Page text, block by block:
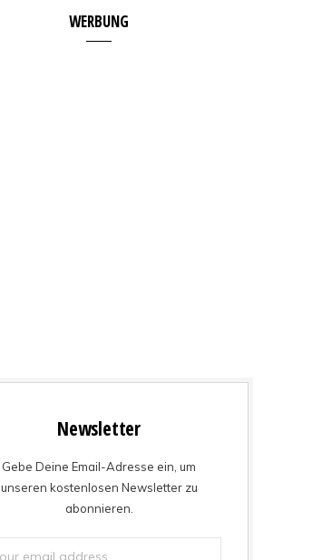
WERBUNG
Newsletter
Gebe Deine Email-Adresse ein, um
unseren kostenlosen Newsletter zu
abonnieren.